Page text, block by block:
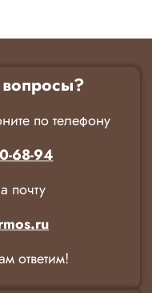
по телефону
68-94
почту
ответим!